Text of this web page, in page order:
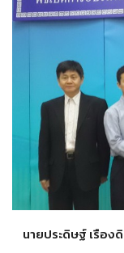
นายประดิษฐ์ เรือ